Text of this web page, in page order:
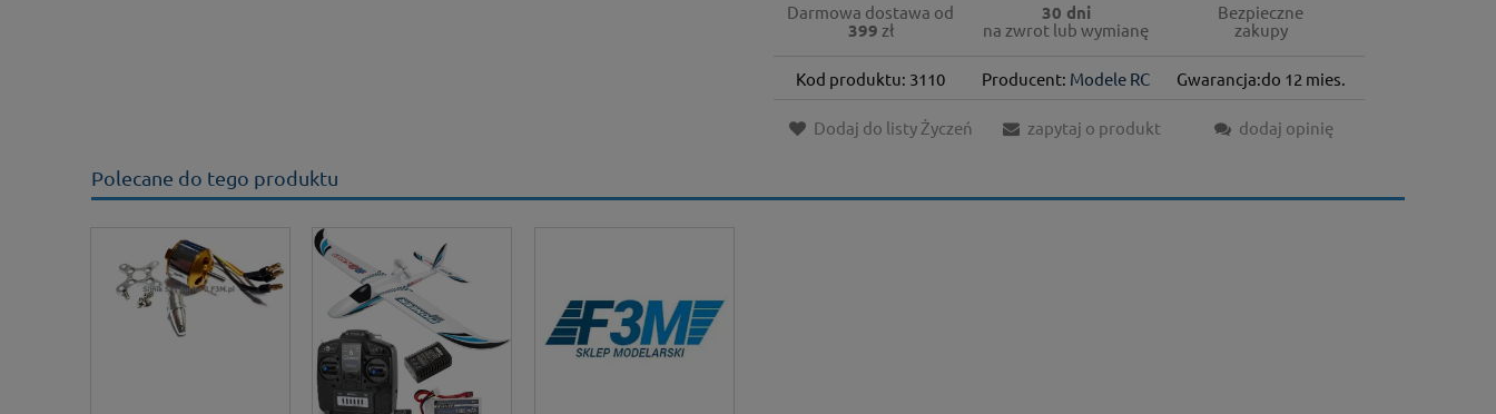
Darmowa dostawa od
399 zł
30 dni
na zwrot lub wymianę
Bezpieczne
zakupy
Kod produktu: 3110 Producent: Modele RC Gwarancja:do 12 mies.
Dodaj do listy Życzeń zapytaj o produkt dodaj opinię
Polecane do tego produktu